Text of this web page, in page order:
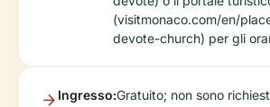
(visitmonaco.com/en/
devote-church) per gli
Ingresso:Gratuito; non sono